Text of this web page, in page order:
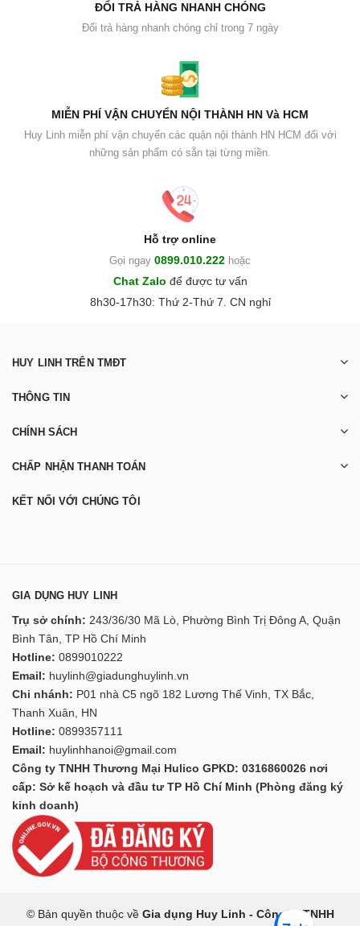
ĐỔI TRẢ HÀNG NHANH CHÓNG
Đổi trả hàng nhanh chóng chỉ trong 7 ngày
MIỄN PHÍ VẬN CHUYỂN NỘI THÀNH HN Và HCM
Huy Linh miễn phí vận chuyển các quận nội thành HN HCM đối với
những sản phẩm có sẵn tại từng miền.
Hỗ trợ online
Gọi ngay 0899.010.222 hoặc
Chat Zalo để được tư vấn
8h30-17h30: Thứ 2-Thứ 7. CN nghỉ
HUY LINH TRÊN TMĐT
THÔNG TIN
CHÍNH SÁCH
CHẤP NHẬN THANH TOÁN
KẾT NỐI VỚI CHÚNG TÔI
GIA DỤNG HUY LINH
Trụ sở chính: 243/36/30 Mã Lò, Phường Bình Trị Đông A, Quận
Bình Tân, TP Hồ Chí Minh
Hotline: 0899010222
Email: huylinh@giadunghuylinh.vn
Chi nhánh: P01 nhà C5 ngõ 182 Lương Thế Vinh, TX Bắc,
Thanh Xuân, HN
Hotline: 0899357111
Email: huylinhhanoi@gmail.com
Công ty TNHH Thương Mại Hulico GPKD: 0316860026 nơi
cấp: Sở kế hoạch và đầu tư TP Hồ Chí Minh (Phòng đăng ký
kinh doanh)
© Bản quyền thuộc về Gia dụng Huy Linh - Công ty TNHH